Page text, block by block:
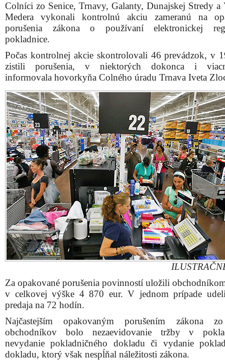
Colníci zo Senice, Trnavy, Galanty, Dunajskej Stredy a
Medera vykonali kontrolnú akciu zameranú na
porušenia zákona o používaní elektronickej
pokladnice.
Počas kontrolnej akcie skontrolovali 46 prevádzok, v
zistili porušenia, v niektorých dokonca i
informovala hovorkyňa Colného úradu Trnava Iveta
Za opakované porušenia povinností uložili
v celkovej výške 4 870 eur. V jednom prípade
predaja na 72 hodín.
Najčastejším opakovaným porušením zákona
obchodníkov bolo nezaevidovanie tržby v
nevydanie pokladničného dokladu či vydanie
dokladu, ktorý však nespĺňal náležitosti zákona.